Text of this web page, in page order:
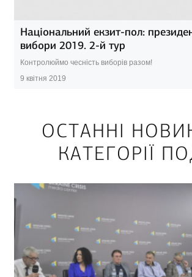
Національний екзит-пол:
вибори 2019. 2-й тур
Контролюймо чесність виборів разом!
9 квітня 2019
ОСТАННІ
КАТЕГОРІЇ